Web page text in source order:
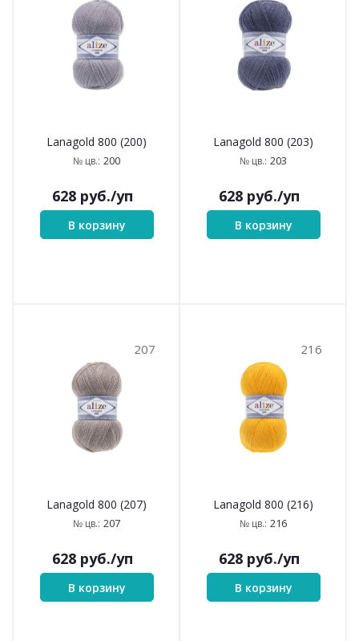
Lanagold 800 (200)
№ цв.: 200
628 руб./уп
В корзину
Lanagold 800 (203)
№ цв.: 203
628 руб./уп
В корзину
207
Lanagold 800 (207)
№ цв.: 207
628 руб./уп
В корзину
216
Lanagold 800 (216)
№ цв.: 216
628 руб./уп
В корзину